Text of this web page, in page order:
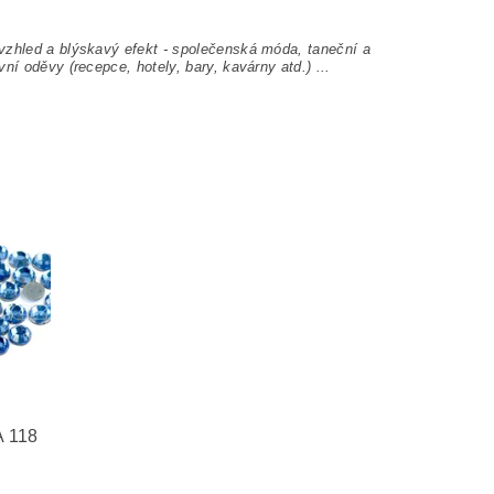
a blýskavý efekt - společenská móda, taneční a
oděvy (recepce, hotely, bary, kavárny atd.) ...
118